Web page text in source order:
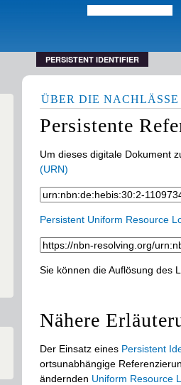
PERSISTENT IDENTIFIER
ÜBER DIE NACHLÄSSE
Persistente
Um dieses digitale Dokument
(URN)
Persistent Uniform Resource
Sie können die Auflösung des
Nähere
Der Einsatz eines Persistent
ortsunabhängige
ändernden Uniform Resource